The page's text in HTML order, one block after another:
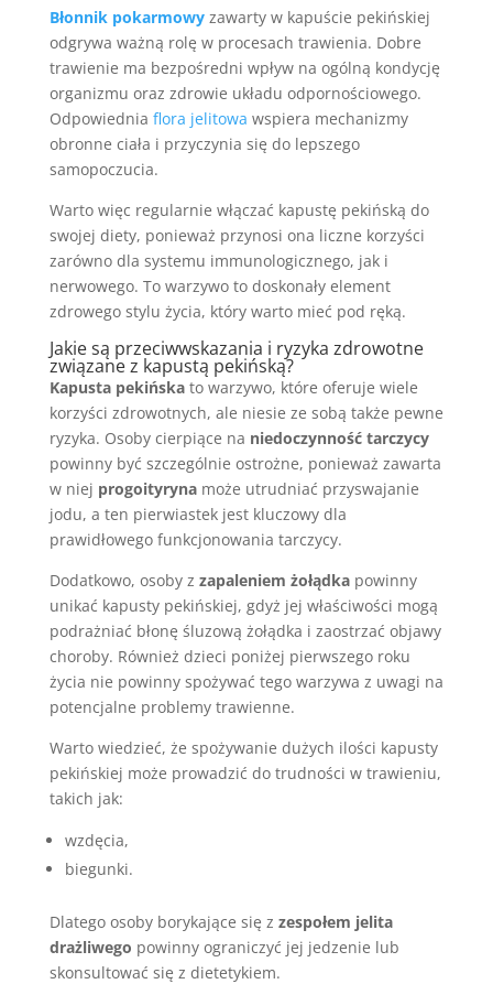
Błonnik pokarmowyzawarty w kapuście pekińskiej
odgrywa ważną rolę w procesach trawienia. Dobre
trawienie ma bezpośredni wpływ na ogólną kondycję
organizmu oraz zdrowie układu odpornościowego.
Odpowiednia flora jelitowa wspiera mechanizmy
obronne ciała i przyczynia się do lepszego
samopoczucia.
Warto więc regularnie włączać kapustę pekińską do
swojej diety, ponieważ przynosi ona liczne korzyści
zarówno dla systemu immunologicznego, jak i
nerwowego. To warzywo to doskonały element
zdrowego stylu życia, który warto mieć pod ręką.
Jakie są przeciwwskazania i ryzyka zdrowotne
związane z kapustą pekińską?
Kapusta pekińskato warzywo, które oferuje wiele
korzyści zdrowotnych, ale niesie ze sobą także pewne
ryzyka. Osoby cierpiące na niedoczynność tarczycy
powinny być szczególnie ostrożne, ponieważ zawarta
w niej progoityrynamoże utrudniać przyswajanie
jodu, a ten pierwiastek jest kluczowy dla
prawidłowego funkcjonowania tarczycy.
Dodatkowo, osoby z zapaleniem żołądkapowinny
unikać kapusty pekińskiej, gdyż jej właściwości mogą
podrażniać błonę śluzową żołądka i zaostrzać objawy
choroby. Również dzieci poniżej pierwszego roku
życia nie powinny spożywać tego warzywa z uwagi na
potencjalne problemy trawienne.
Warto wiedzieć, że spożywanie dużych ilości kapusty
pekińskiej może prowadzić do trudności w trawieniu,
takich jak:
wzdęcia,
biegunki.
Dlatego osoby borykające się z zespołem jelita
drażliwego powinny ograniczyć jej jedzenie lub
skonsultować się z dietetykiem.